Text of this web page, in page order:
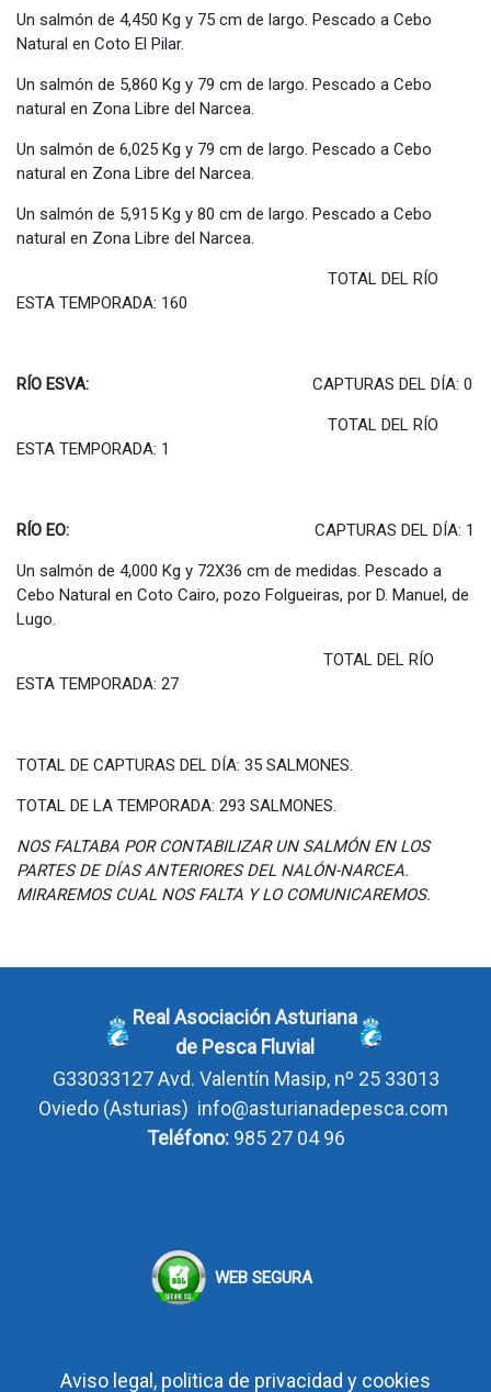
Un salmón de 4,450 Kg y 75 cm de largo. Pescado a Cebo
Natural en Coto El Pilar.
Un salmón de 5,860 Kg y 79 cm de largo. Pescado a Cebo
natural en Zona Libre del Narcea.
Un salmón de 6,025 Kg y 79 cm de largo. Pescado a Cebo
natural en Zona Libre del Narcea.
Un salmón de 5,915 Kg y 80 cm de largo. Pescado a Cebo
natural en Zona Libre del Narcea.
TOTAL DEL RÍO
ESTA TEMPORADA: 160
RÍO ESVA: CAPTURAS DEL DÍA: 0
TOTAL DEL RÍO
ESTA TEMPORADA: 1
RÍO EO: CAPTURAS DEL DÍA: 1
Un salmón de 4,000 Kg y 72X36 cm de medidas. Pescado a
Cebo Natural en Coto Cairo, pozo Folgueiras, por D. Manuel, de
Lugo.
TOTAL DEL RÍO
ESTA TEMPORADA: 27
TOTAL DE CAPTURAS DEL DÍA: 35 SALMONES.
TOTAL DE LA TEMPORADA: 293 SALMONES.
NOS FALTABA POR CONTABILIZAR UN SALMÓN EN LOS
PARTES DE DÍAS ANTERIORES DEL NALÓN-NARCEA.
MIRAREMOS CUAL NOS FALTA Y LO COMUNICAREMOS.
Real Asociación Asturiana
de Pesca Fluvial
G33033127Avd. Valentín Masip, nº 25 33013
Oviedo (Asturias) info@asturianadepesca.com
Teléfono:985 27 04 96
WEB SEGURA
Aviso legal, politica de privacidad y cookies